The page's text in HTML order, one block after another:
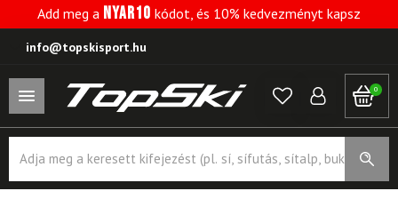
Add meg a NYAR10 kódot, és 10% kedvezményt kapsz
info@topskisport.hu
0
search